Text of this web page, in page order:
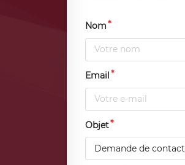
Nom
Email
Objet
Demande de contact